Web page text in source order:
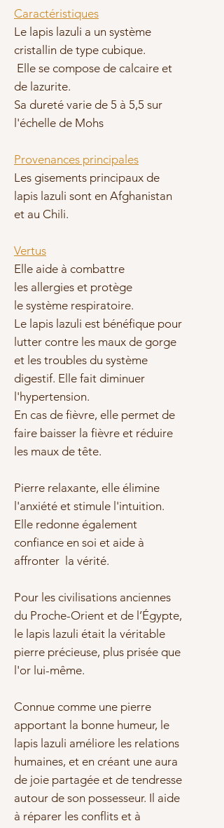
Caractéristiques
Le lapis lazuli a un système
cristallin de type cubique.
Elle se compose de calcaire et
de lazurite.
Sa dureté varie de 5 à 5,5 sur
l'échelle de Mohs
Provenances principales
Les gisements principaux de
lapis lazuli sont en Afghanistan
et au Chili.
Vertus
Elle aide à combattre
les allergies et protège
le système respiratoire.
Le lapis lazuli est bénéfique pour
lutter contre les maux de gorge
et les troubles du système
digestif. Elle fait diminuer
l'hypertension.
En cas de fièvre, elle permet de
faire baisser la fièvre et réduire
les maux de tête.
Pierre relaxante, elle élimine
l'anxiété et stimule l'intuition.
Elle redonne également
confiance en soi et aide à
affronter la vérité.
Pour les civilisations anciennes
du Proche-Orient et de l’Égypte,
le lapis lazuli était la véritable
pierre précieuse, plus prisée que
l'or lui-même.
Connue comme une pierre
apportant la bonne humeur, le
lapis lazuli améliore les relations
humaines, et en créant une aura
de joie partagée et de tendresse
autour de son possesseur. Il aide
à réparer les conflits et à